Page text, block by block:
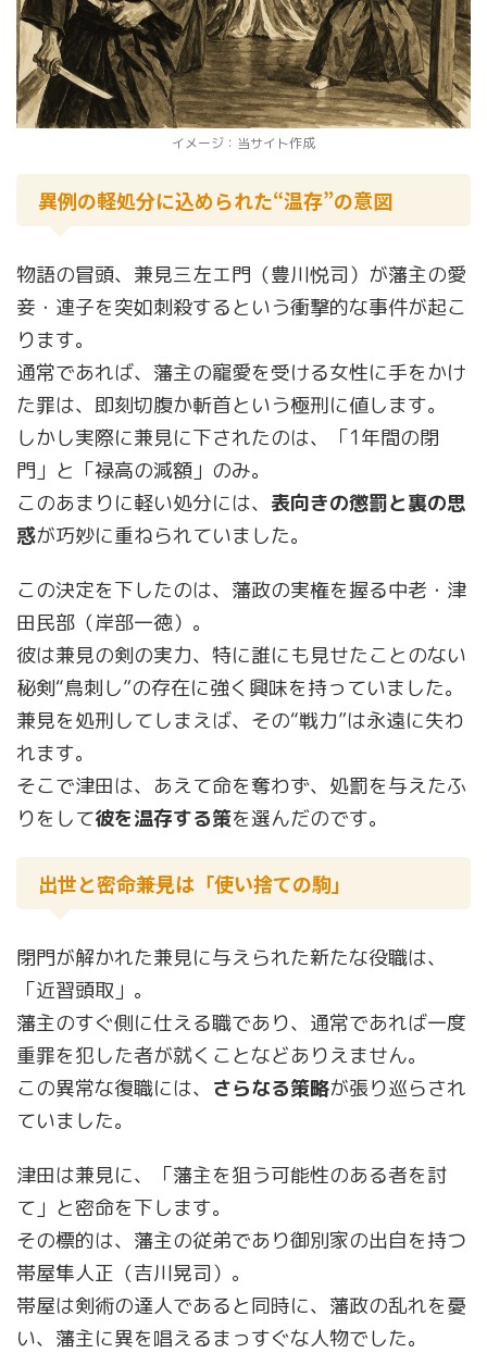
イメージ：当サイト作成
異例の軽処分に込められた“温存”の意図
物語の冒頭、兼見三左エ門（豊川悦司）が藩主の愛
妾・連子を突如刺殺するという衝撃的な事件が起こ
ります。
通常であれば、藩主の寵愛を受ける女性に手をかけ
た罪は、即刻切腹か斬首という極刑に値します。
しかし実際に兼見に下されたのは、「1年間の閉
門」と「禄高の減額」のみ。
このあまりに軽い処分には、 表向きの懲罰と裏の思
惑が巧妙に重ねられていました。
この決定を下したのは、藩政の実権を握る中老・津
田民部（岸部一徳）。
彼は兼見の剣の実力、特に誰にも見せたことのない
秘剣“鳥刺し”の存在に強く興味を持っていました。
兼見を処刑してしまえば、その“戦力”は永遠に失わ
れます。
そこで津田は、あえて命を奪わず、処罰を与えたふ
りをして彼を温存する策を選んだのです。
出世と密命――兼見は「使い捨ての駒」
閉門が解かれた兼見に与えられた新たな役職は、
「近習頭取」。
藩主のすぐ側に仕える職であり、通常であれば一度
重罪を犯した者が就くことなどありえません。
この異常な復職には、 さらなる策略が張り巡らされ
ていました。
津田は兼見に、「藩主を狙う可能性のある者を討
て」と密命を下します。
その標的は、藩主の従弟であり御別家の出自を持つ
帯屋隼人正（吉川晃司）。
帯屋は剣術の達人であると同時に、藩政の乱れを憂
い、藩主に異を唱えるまっすぐな人物でした。